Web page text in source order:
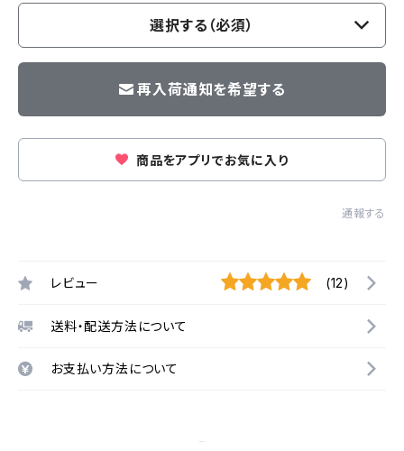
選択する（必須）
再入荷通知を希望する
商品をアプリでお気に入り
通報する
レビュー (12)
送料・配送方法について
お支払い方法について